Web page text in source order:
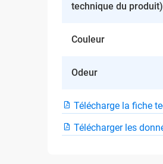
technique du produit)
Couleur
Odeur
Télécharge la fiche
Télécharger les